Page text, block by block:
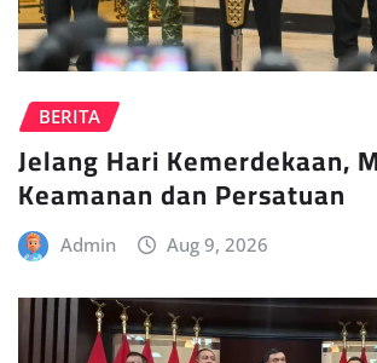
BERITA
Jelang Hari Kemerdekaan,
Keamanan dan Persatuan
Admin Aug 9, 2026